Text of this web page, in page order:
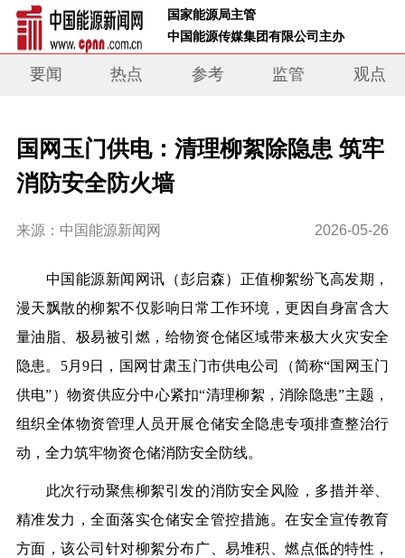
国家能源局主管
中国能源传媒集团有限公司主办
要闻 热点 参考 监管 观点
国网玉门供电：清理柳絮除隐患 筑牢
消防安全防火墙
来源：中国能源新闻网 2026-05-26
中国能源新闻网讯 （彭启森） 正值柳絮纷飞高发期，
漫天飘散的柳絮不仅影响日常工作环境，更因自身富含大
量油脂、极易被引燃，给物资仓储区域带来极大火灾安全
隐患。5月9日，国网甘肃玉门市供电公司（简称“国网玉门
供电”）物资供应分中心紧扣“清理柳絮，消除隐患”主题，
组织全体物资管理人员开展仓储安全隐患专项排查整治行
动，全力筑牢物资仓储消防安全防线。
此次行动聚焦柳絮引发的消防安全风险，多措并举、
精准发力，全面落实仓储安全管控措施。在安全宣传教育
方面，该公司针对柳絮分布广、易堆积、燃点低的特性，